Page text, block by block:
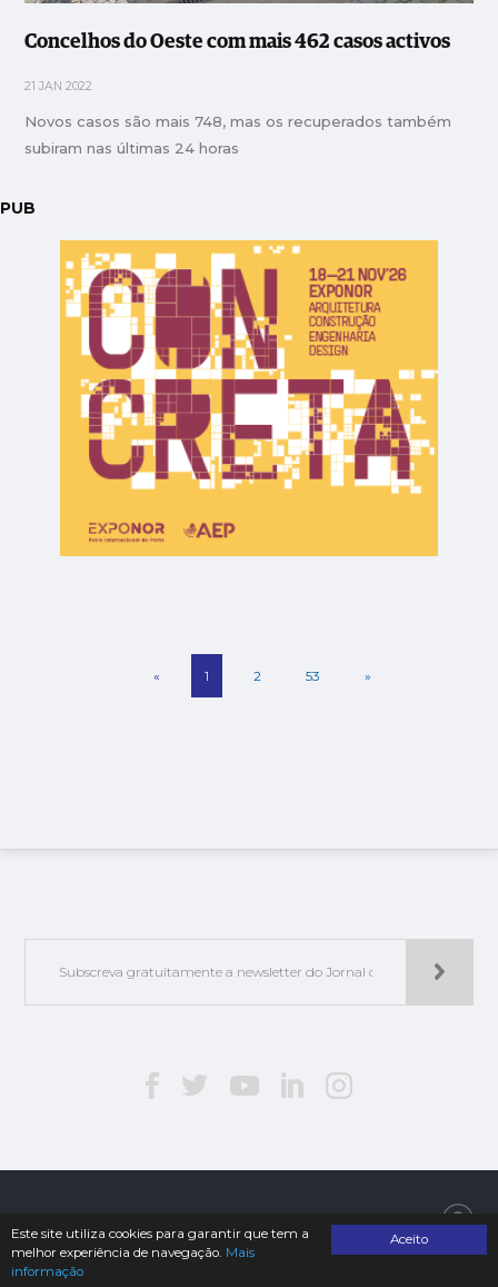
Aceito
Este site utiliza cookies para garantir que tem a
melhor experiência de navegação. Mais
informação
Concelhos do Oeste com mais 462 casos activos
21 JAN 2022
Novos casos são mais 748, mas os recuperados também
subiram nas últimas 24 horas
PUB
« 1 2 53 »